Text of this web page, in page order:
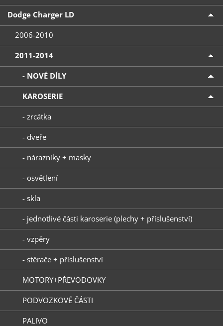
Dodge Charger LD
2006-2010
2011-2014
- NOVÉ DÍLY
KAROSERIE
- zrcátka
- dveře
- nárazníky + masky
- osvětlení
- skla
- jednotlivé části karoserie (plechy + příslušenství)
- vzpěry
- stěrače + příslušenství
MOTORY+PŘEVODOVKY
PODVOZKOVÉ ČÁSTI
PALIVO